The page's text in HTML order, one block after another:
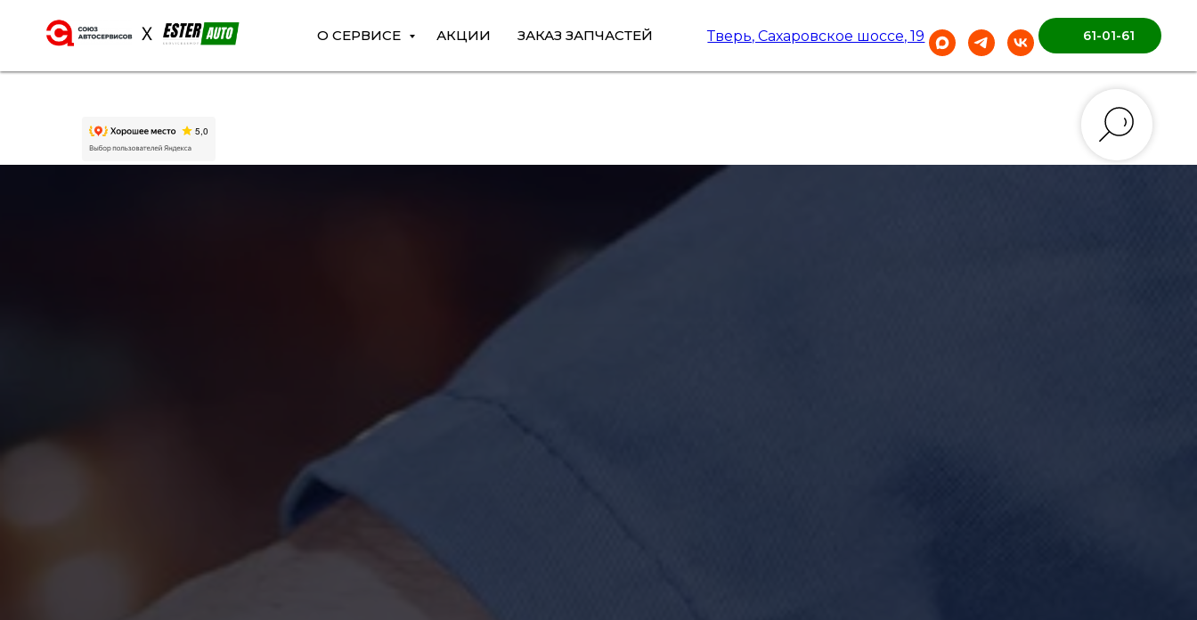
О СЕРВИСЕ АКЦИИ ЗАКАЗ ЗАПЧАСТЕЙ Тверь, Сахаровское шоссе, 19 61-01-61